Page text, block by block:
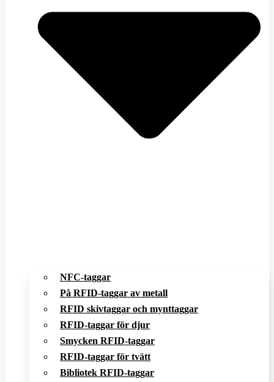
NFC-taggar
På RFID-taggar av metall
RFID skivtaggar och mynttaggar
RFID-taggar för djur
Smycken RFID-taggar
RFID-taggar för tvätt
Bibliotek RFID-taggar